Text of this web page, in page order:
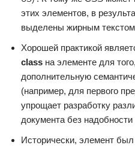
этих элементов, в
выделены жирным
Хорошей практикой
class на элементе для
дополнительную
(например, для первого
упрощает разработку
документа без
Исторически, элемент